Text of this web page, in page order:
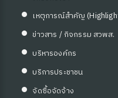
เหตุการณ์สำคัญ
ข่าวสาร / กิจกรรม สวพส.
บริหารองค์กร
บริการประชาชน
จัดซื้อจัดจ้าง